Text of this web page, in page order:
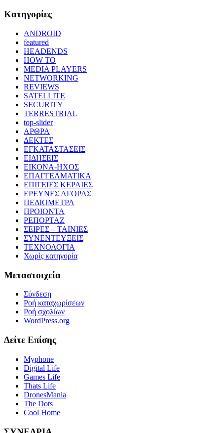
Kατηγορίες
ANDROID
featured
HEADENDS
HOW TO
MEDIA PLAYERS
NETWORKING
REVIEWS
SATELLITE
SECURITY
TERRESTRIAL
top-slider
ΑΡΘΡΑ
ΔΕΚΤΕΣ
ΕΓΚΑΤΑΣΤΑΣΕΙΣ
ΕΙΔΗΣΕΙΣ
ΕΙΚΟΝΑ-ΗΧΟΣ
ΕΠΑΓΓΕΛΜΑΤΙΚΑ
ΕΠΙΓΕΙΕΣ ΚΕΡΑΙΕΣ
ΕΡΕΥΝΕΣ ΑΓΟΡΑΣ
ΠΕΔΙΟΜΕΤΡΑ
ΠΡΟΙΟΝΤΑ
ΡΕΠΟΡΤΑΖ
ΣΕΙΡΕΣ – ΤΑΙΝΙΕΣ
ΣΥΝΕΝΤΕΥΞΕΙΣ
ΤΕΧΝΟΛΟΓΙΑ
Χωρίς κατηγορία
Μεταστοιχεία
Σύνδεση
Ροή καταχωρίσεων
Ροή σχολίων
WordPress.org
Δείτε Επίσης
Myphone
Digital Life
Games Life
Thats Life
DronesMania
The Dots
Cool Home